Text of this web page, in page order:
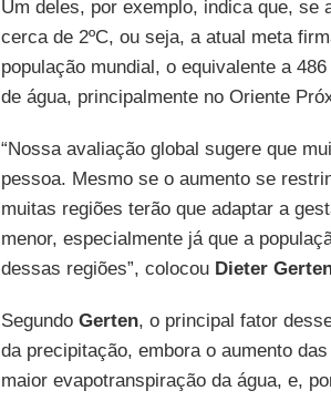
Um deles, por exemplo, indica que, se
cerca de 2ºC, ou seja, a atual meta
população mundial, o equivalente a
de água, principalmente no Oriente
“Nossa avaliação global sugere que
pessoa. Mesmo se o aumento se
muitas regiões terão que adaptar a
menor, especialmente já que a
dessas regiões”, colocou Dieter
Segundo Gerten, o principal fator
da precipitação, embora o aumento
maior evapotranspiração da água, e,